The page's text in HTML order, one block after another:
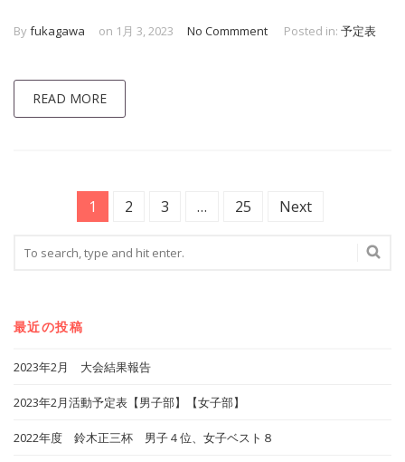
Byfukagawa on 1月 3, 2023 No Commment Posted in: 予定表
READ MORE
1 2 3 … 25 Next
最近の投稿
2023年2月 大会結果報告
2023年2月活動予定表【男子部】【女子部】
2022年度 鈴木正三杯 男子４位、女子ベスト８